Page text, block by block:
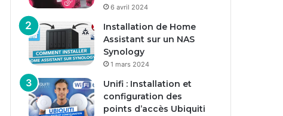
6 avril 2024
Installation de Home
Assistant sur un NAS
Synology
1 mars 2024
Unifi : Installation et
configuration des
points d’accès Ubiquiti